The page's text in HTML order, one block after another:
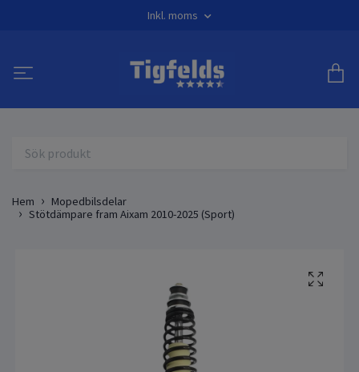
Inkl. moms
Hem
Mopedbilsdelar
Stötdämpare fram Aixam 2010-2025 (Sport)